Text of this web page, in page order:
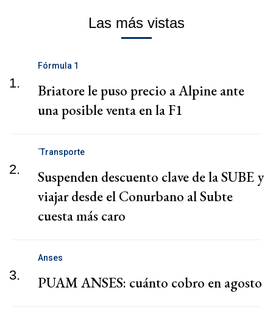
Las más vistas
1.
Fórmula 1
Briatore le puso precio a Alpine ante
una posible venta en la F1
2.
`Transporte
Suspenden descuento clave de la SUBE y
viajar desde el Conurbano al Subte
cuesta más caro
3.
Anses
PUAM ANSES: cuánto cobro en agosto